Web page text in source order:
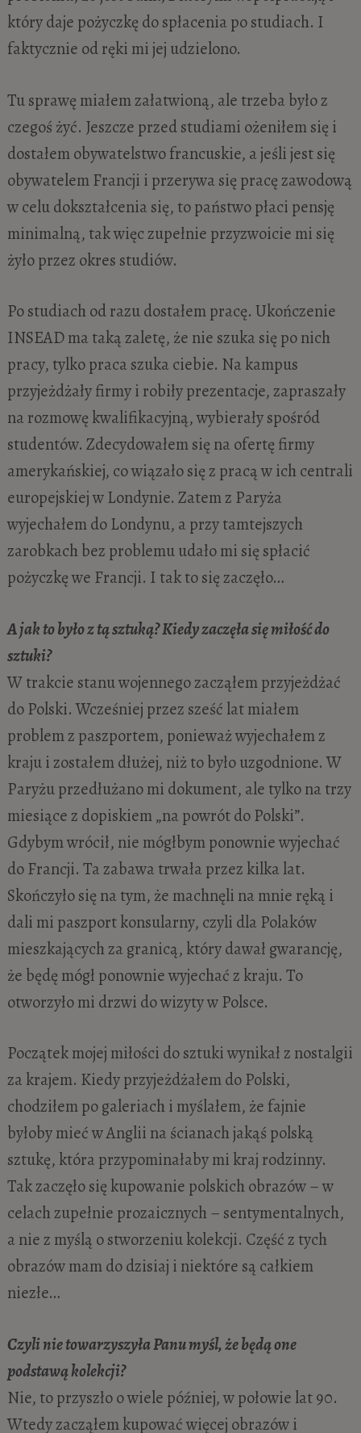
który daje pożyczkę do spłacenia po studiach. I
faktycznie od ręki mi jej udzielono.
Tu sprawę miałem załatwioną, ale trzeba było z
czegoś żyć. Jeszcze przed studiami ożeniłem się i
dostałem obywatelstwo francuskie, a jeśli jest się
obywatelem Francji i przerywa się pracę zawodową
w celu dokształcenia się, to państwo płaci pensję
minimalną, tak więc zupełnie przyzwoicie mi się
żyło przez okres studiów.
Po studiach od razu dostałem pracę. Ukończenie
INSEAD ma taką zaletę, że nie szuka się po nich
pracy, tylko praca szuka ciebie. Na kampus
przyjeżdżały firmy i robiły prezentacje, zapraszały
na rozmowę kwalifikacyjną, wybierały spośród
studentów. Zdecydowałem się na ofertę firmy
amerykańskiej, co wiązało się z pracą w ich centrali
europejskiej w Londynie. Zatem z Paryża
wyjechałem do Londynu, a przy tamtejszych
zarobkach bez problemu udało mi się spłacić
pożyczkę we Francji. I tak to się zaczęło…
A jak to było z tą sztuką? Kiedy zaczęła się miłość do
sztuki?
W trakcie stanu wojennego zacząłem przyjeżdżać
do Polski. Wcześniej przez sześć lat miałem
problem z paszportem, ponieważ wyjechałem z
kraju i zostałem dłużej, niż to było uzgodnione. W
Paryżu przedłużano mi dokument, ale tylko na trzy
miesiące z dopiskiem „na powrót do Polski”.
Gdybym wrócił, nie mógłbym ponownie wyjechać
do Francji. Ta zabawa trwała przez kilka lat.
Skończyło się na tym, że machnęli na mnie ręką i
dali mi paszport konsularny, czyli dla Polaków
mieszkających za granicą, który dawał gwarancję,
że będę mógł ponownie wyjechać z kraju. To
otworzyło mi drzwi do wizyty w Polsce.
Początek mojej miłości do sztuki wynikał z nostalgii
za krajem. Kiedy przyjeżdżałem do Polski,
chodziłem po galeriach i myślałem, że fajnie
byłoby mieć w Anglii na ścianach jakąś polską
sztukę, która przypominałaby mi kraj rodzinny.
Tak zaczęło się kupowanie polskich obrazów – w
celach zupełnie prozaicznych – sentymentalnych,
a nie z myślą o stworzeniu kolekcji. Część z tych
obrazów mam do dzisiaj i niektóre są całkiem
niezłe…
Czyli nie towarzyszyła Panu myśl, że będą one
podstawą kolekcji?
Nie, to przyszło o wiele później, w połowie lat 90.
Wtedy zacząłem kupować więcej obrazów i